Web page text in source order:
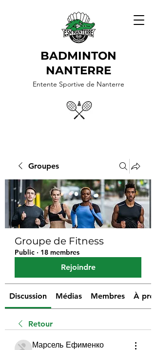
BADMINTON
NANTERRE
Entente Sportive de Nanterre
Groupes
Groupe de Fitness
Public · 18 membres
Rejoindre
Discussion Médias Membres À
Retour
Марсель Ефименко